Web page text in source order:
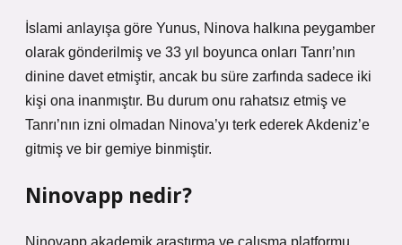
İslami anlayışa göre Yunus, Ninova halkına peygamber
olarak gönderilmiş ve 33 yıl boyunca onları Tanrı’nın
dinine davet etmiştir, ancak bu süre zarfında sadece iki
kişi ona inanmıştır. Bu durum onu ​​rahatsız etmiş ve
Tanrı’nın izni olmadan Ninova’yı terk ederek Akdeniz’e
gitmiş ve bir gemiye binmiştir.
Ninovapp nedir?
Ninovapp akademik araştırma ve çalışma platformu